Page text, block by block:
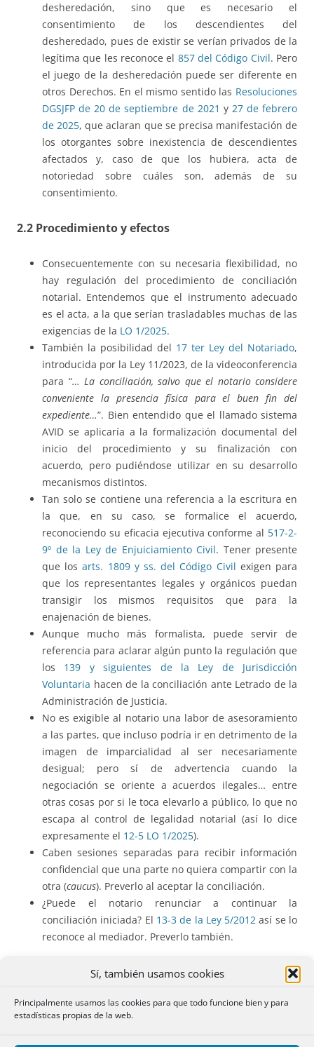
Sí, también usamos cookies
Principalmente usamos las cookies para que todo funcione bien y para
estadísticas propias de la web.
desheredación, sino que es necesario el
consentimiento de los descendientes del
desheredado, pues de existir se verían privados de la
legítima que les reconoce el 857 del Código Civil. Pero
el juego de la desheredación puede ser diferente en
otros Derechos. En el mismo sentido las Resoluciones
DGSJFP de 20 de septiembre de 2021 y 27 de febrero
de 2025, que aclaran que se precisa manifestación de
los otorgantes sobre inexistencia de descendientes
afectados y, caso de que los hubiera, acta de
notoriedad sobre cuáles son, además de su
consentimiento.
2.2 Procedimiento y efectos
Consecuentemente con su necesaria flexibilidad, no
hay regulación del procedimiento de conciliación
notarial. Entendemos que el instrumento adecuado
es el acta, a la que serían trasladables muchas de las
exigencias de la LO 1/2025.
También la posibilidad del 17 ter Ley del Notariado,
introducida por la Ley 11/2023, de la videoconferencia
para “… La conciliación, salvo que el notario considere
conveniente la presencia física para el buen fin del
expediente…”. Bien entendido que el llamado sistema
AVID se aplicaría a la formalización documental del
inicio del procedimiento y su finalización con
acuerdo, pero pudiéndose utilizar en su desarrollo
mecanismos distintos.
Tan solo se contiene una referencia a la escritura en
la que, en su caso, se formalice el acuerdo,
reconociendo su eficacia ejecutiva conforme al 517-2-
9º de la Ley de Enjuiciamiento Civil. Tener presente
que losarts. 1809 y ss. del Código Civil exigen para
que los representantes legales y orgánicos puedan
transigir los mismos requisitos que para la
enajenación de bienes.
Aunque mucho más formalista, puede servir de
referencia para aclarar algún punto la regulación que
los 139 y siguientes de la Ley de Jurisdicción
Voluntaria hacen de la conciliación ante Letrado de la
Administración de Justicia.
No es exigible al notario una labor de asesoramiento
a las partes, que incluso podría ir en detrimento de la
imagen de imparcialidad al ser necesariamente
desigual; pero sí de advertencia cuando la
negociación se oriente a acuerdos ilegales… entre
otras cosas por si le toca elevarlo a público, lo que no
escapa al control de legalidad notarial (así lo dice
expresamente el 12-5 LO 1/2025).
Caben sesiones separadas para recibir información
confidencial que una parte no quiera compartir con la
otra (caucus). Preverlo al aceptar la conciliación.
¿Puede el notario renunciar a continuar la
conciliación iniciada? El 13-3 de la Ley 5/2012 así se lo
reconoce al mediador. Preverlo también.
3.- LA CONCILIACIÓN COMO REQUISITO DE
PROCEDIBILIDAD